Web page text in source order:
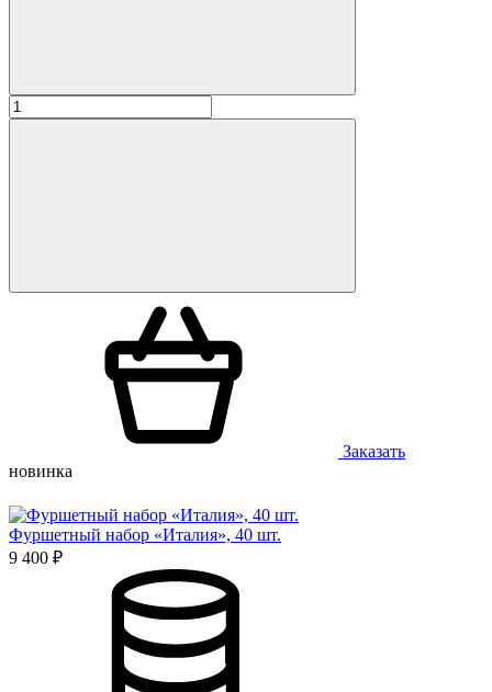
Заказать
новинка
Фуршетный набор «Италия», 40 шт.
9 400 ₽